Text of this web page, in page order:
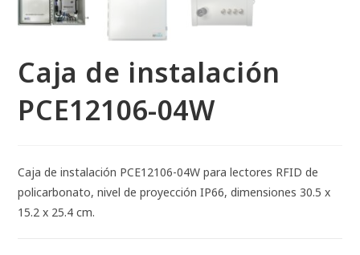
Caja de instalación
PCE12106-04W
Caja de instalación PCE12106-04W para lectores RFID de
policarbonato, nivel de proyección IP66, dimensiones 30.5 x
15.2 x 25.4 cm.